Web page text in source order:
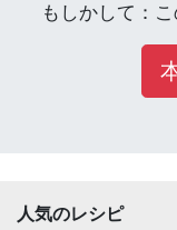
もしかして：
人気のレシピ